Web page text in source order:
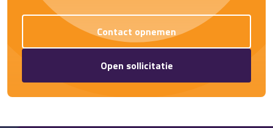
Contact opnemen
Open sollicitatie